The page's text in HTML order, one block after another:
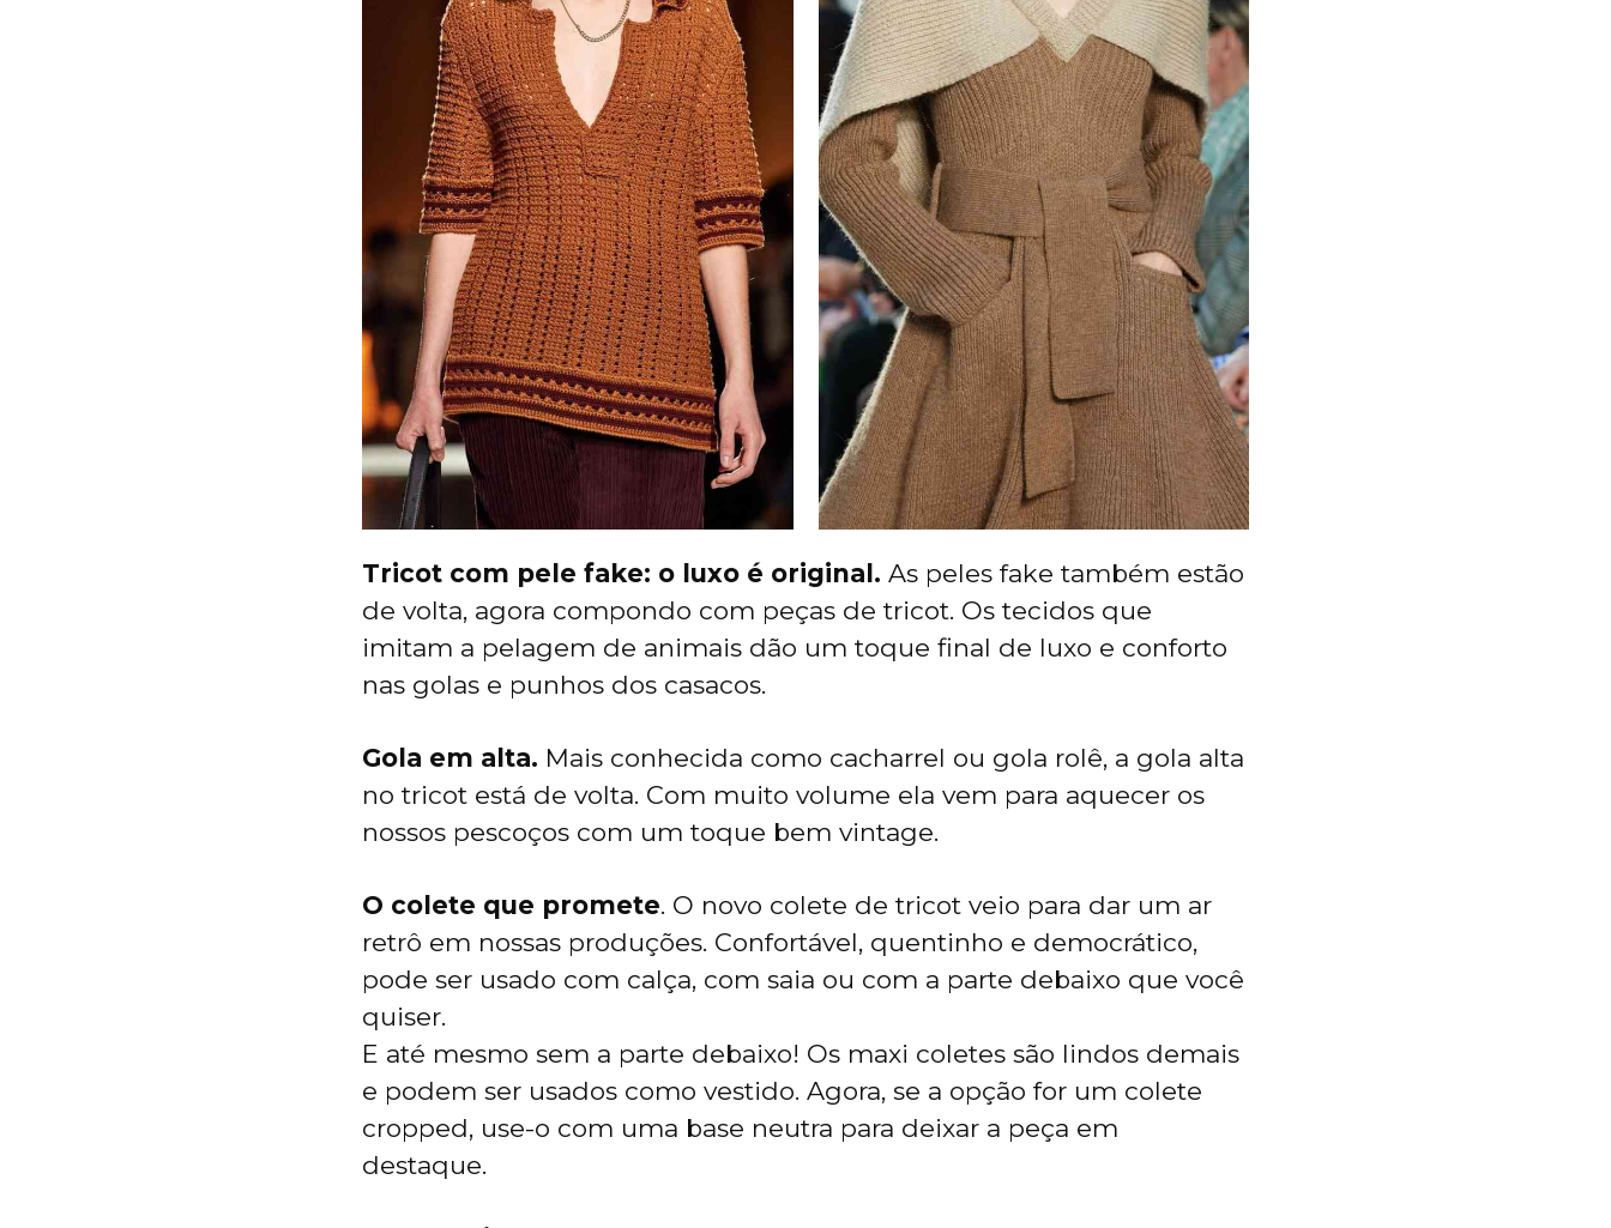
Tricot com pele fake: o luxo é original. As peles fake também estão
de volta, agora compondo com peças de tricot. Os tecidos que
imitam a pelagem de animais dão um toque final de luxo e conforto
nas golas e punhos dos casacos.
Gola em alta. Mais conhecida como cacharrel ou gola rolê, a gola alta
no tricot está de volta. Com muito volume ela vem para aquecer os
nossos pescoços com um toque bem vintage.
O colete que promete. O novo colete de tricot veio para dar um ar
retrô em nossas produções. Confortável, quentinho e democrático,
pode ser usado com calça, com saia ou com a parte debaixo que você
quiser.
E até mesmo sem a parte debaixo! Os maxi coletes são lindos demais
e podem ser usados como vestido. Agora, se a opção for um colete
cropped, use-o com uma base neutra para deixar a peça em
destaque.